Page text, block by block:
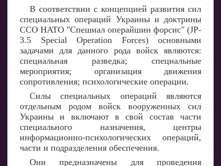
В соответствии с концепцией развития сил
специальных операций Украины и доктрины
ССО НАТО "Спешиал операйшин форсис" (JP-
3.5 Special Operation Forces) основными
задачами для данного рода войск являются:
специальная разведка; специальные
мероприятия; организация движения
сопротивления; психологические операции.
Силы специальных операций являются
отдельным родом войск вооруженных сил
Украины и включают в свой состав части
специального назначения, центры
информационно-психологических операций,
части и подразделения обеспечения.
Они предназначены для проведения